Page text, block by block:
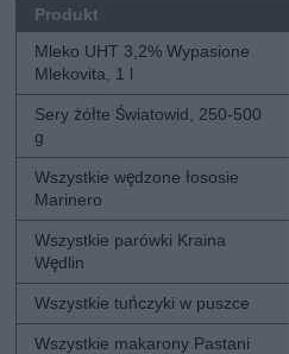
Produkt
Mleko UHT 3,2% Wypasione
Mlekovita, 1 l
Sery żółte Światowid, 250-500
g
Wszystkie wędzone łososie
Marinero
Wszystkie parówki Kraina
Wędlin
Wszystkie tuńczyki w puszce
Wszystkie makarony Pastani